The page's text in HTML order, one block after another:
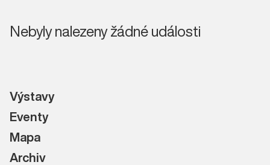
Nebyly nalezeny žádné události
Výstavy
Eventy
Mapa
Archiv